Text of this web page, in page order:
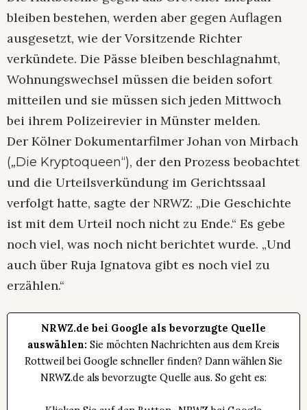
bleiben bestehen, werden aber gegen Auflagen
ausgesetzt, wie der Vorsitzende Richter
verkündete. Die Pässe bleiben beschlagnahmt,
Wohnungswechsel müssen die beiden sofort
mitteilen und sie müssen sich jeden Mittwoch
bei ihrem Polizeirevier in Münster melden.
Der Kölner Dokumentarfilmer Johan von Mirbach
(„Die Kryptoqueen“), der den Prozess beobachtet
und die Urteilsverkündung im Gerichtssaal
verfolgt hatte, sagte der NRWZ: „Die Geschichte
ist mit dem Urteil noch nicht zu Ende.“ Es gebe
noch viel, was noch nicht berichtet wurde. „Und
auch über Ruja Ignatova gibt es noch viel zu
erzählen.“
NRWZ.de bei Google als bevorzugte Quelle
auswählen: Sie möchten Nachrichten aus dem Kreis
Rottweil bei Google schneller finden? Dann wählen Sie
NRWZ.de als bevorzugte Quelle aus. So geht es: